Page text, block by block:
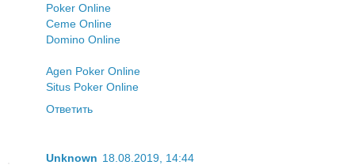
Poker Online
Ceme Online
Domino Online
Agen Poker Online
Situs Poker Online
Ответить
Unknown 18.08.2019, 14:44